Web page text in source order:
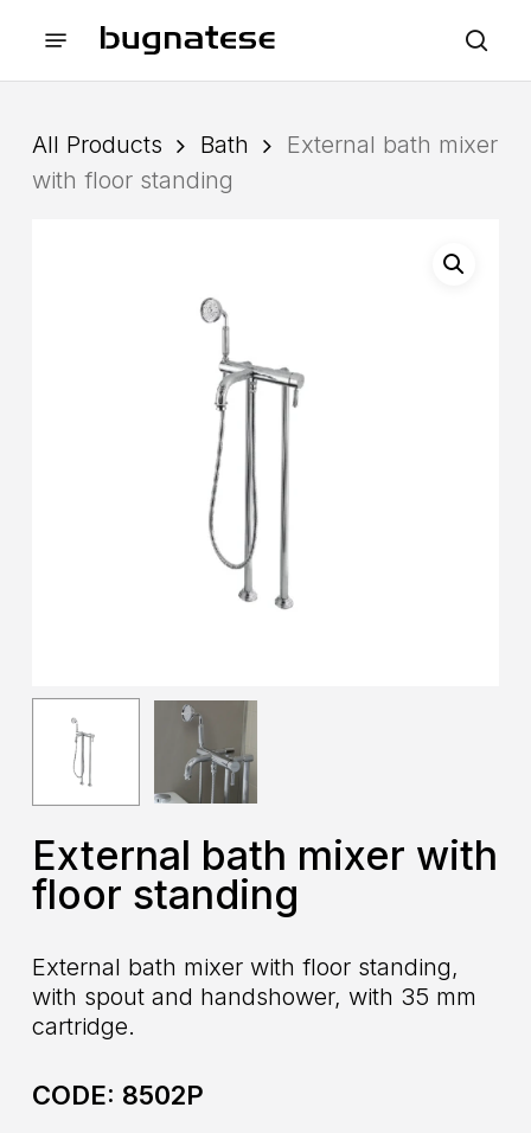
Menu
All Products Bath
External bath mixer
with floor standing
External bath mixer with
floor standing
External bath mixer with floor standing,
with spout and handshower, with 35 mm
cartridge.
CODE: 8502P